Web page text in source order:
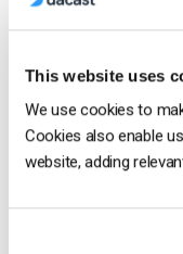
This website uses
We use cookies to
Cookies also enable
website, adding
prestazioni che gli
di alto livellocon
associati alla
9. Registrazione dal